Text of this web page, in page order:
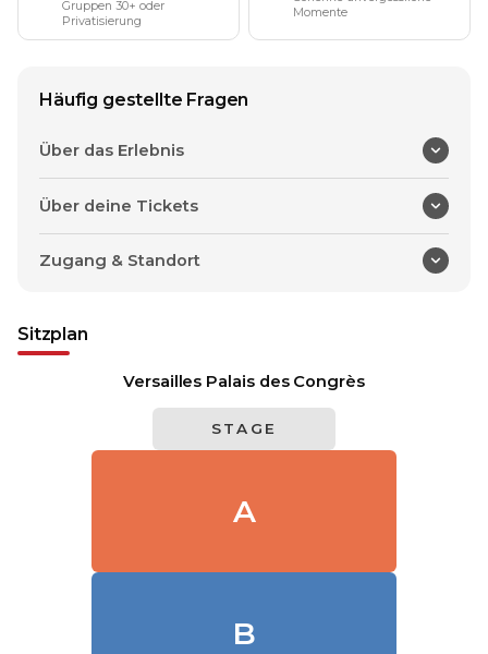
Gruppen 30+ oder
Privatisierung
Momente
Häufig gestellte Fragen
Über das Erlebnis
Über deine Tickets
Zugang & Standort
Sitzplan
Versailles Palais des Congrès
STAGE
A
B